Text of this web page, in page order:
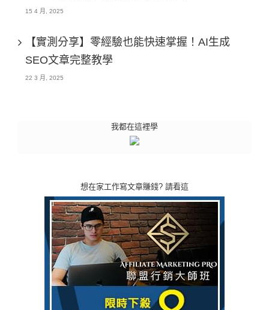
15 4 月, 2025
【實測分享】零經驗也能快速掌握！AI生成
SEO文章完整教學
22 3 月, 2025
我都在這裡學
想在家工作寫文章賺錢? 請看這